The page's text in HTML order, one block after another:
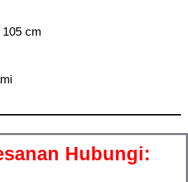
cm
Hubungi: